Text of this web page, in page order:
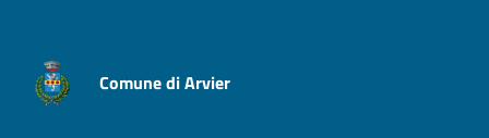
Comune di Arvier